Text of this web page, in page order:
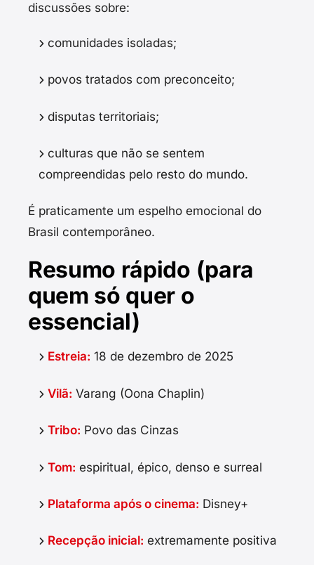
discussões sobre:
comunidades isoladas;
povos tratados com preconceito;
disputas territoriais;
culturas que não se sentem
compreendidas pelo resto do mundo.
É praticamente um espelho emocional do
Brasil contemporâneo.
Resumo rápido (para
quem só quer o
essencial)
Estreia: 18 de dezembro de 2025
Vilã: Varang (Oona Chaplin)
Tribo: Povo das Cinzas
Tom: espiritual, épico, denso e surreal
Plataforma após o cinema: Disney+
Recepção inicial: extremamente positiva